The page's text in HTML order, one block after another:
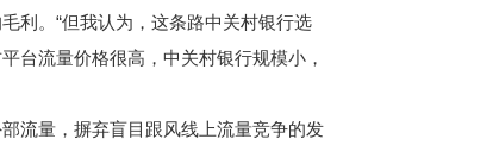
利。“但我认为，这条路中关村银行选
台流量价格很高，中关村银行规模小，
流量，摒弃盲目跟风线上流量竞争的发